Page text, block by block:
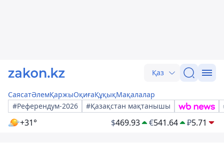
Қаз
СаясатӘлемҚаржыОқиғаҚұқықМақалалар
#Референдум-2026
#Қазақстан мақтанышы
+31° $469.93 €541.64 ₽5.71